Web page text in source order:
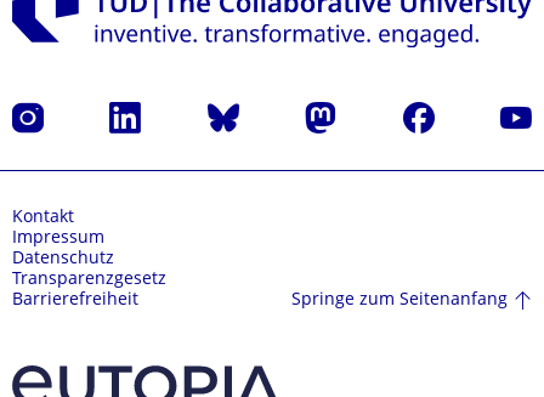
Instagram LinkedIn Bluesky Mastodon Facebook
Kontakt
Impressum
Datenschutz
Transparenzgesetz
Barrierefreiheit
Springe zum Seitenanfang